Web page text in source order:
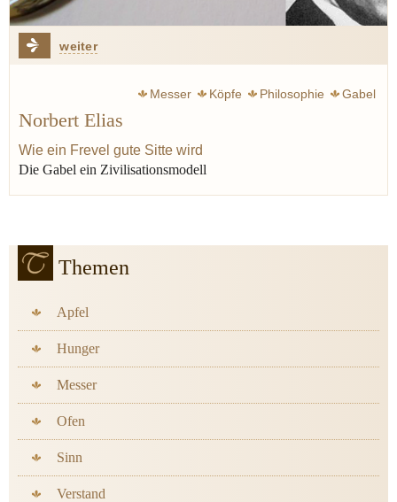
weiter
Messer Köpfe Philosophie
Gabel
Norbert Elias
Wie ein Frevel gute Sitte wird
Die Gabel ein Zivilisationsmodell
Themen
Apfel
Hunger
Messer
Ofen
Sinn
Verstand